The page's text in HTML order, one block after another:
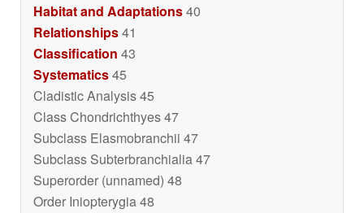
Habitat and Adaptations40
Relationships41
Classification 43
Systematics45
Cladistic Analysis 45
Class Chondrichthyes 47
Subclass Elasmobranchii 47
Subclass Subterbranchialia 47
Superorder (unnamed) 48
Order Iniopterygia 48